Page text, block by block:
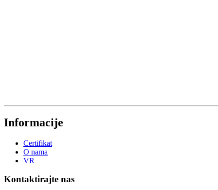
Informacije
Certifikat
O nama
VR
Kontaktirajte nas